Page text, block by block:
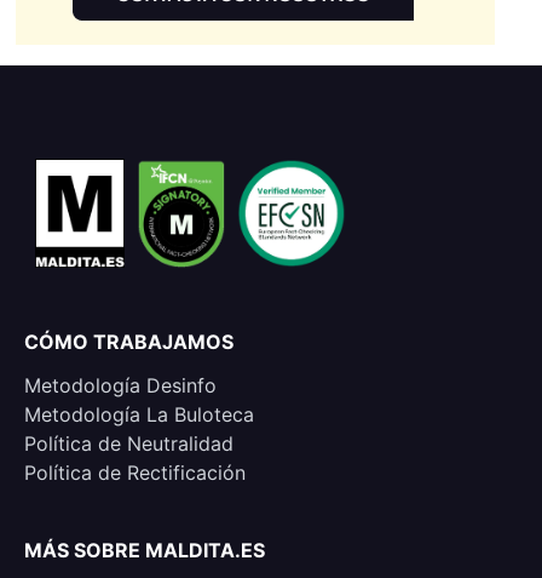
CÓMO TRABAJAMOS
Metodología Desinfo
Metodología La Buloteca
Política de Neutralidad
Política de Rectificación
MÁS SOBRE MALDITA.ES